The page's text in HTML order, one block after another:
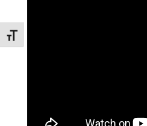
Toggle Font size